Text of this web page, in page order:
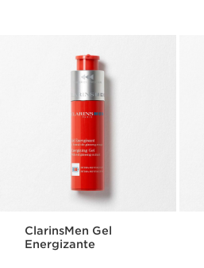
ClarinsMen Gel
Energizante